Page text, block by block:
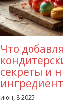
Что
секреты и
июн, 8 2025